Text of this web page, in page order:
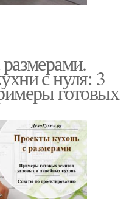
с нуля: 3
готовых